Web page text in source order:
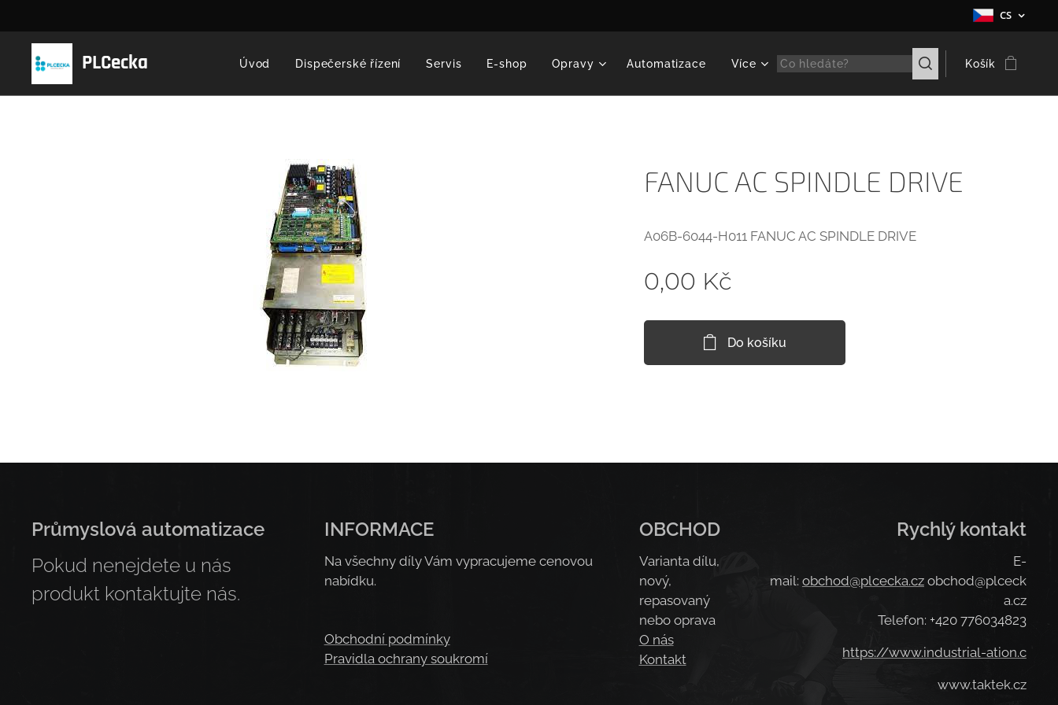
CS
PLCecka Úvod Dispečerské řízení Servis E-shop Opravy Automatizace Více Košík
FANUC AC SPINDLE DRIVE
A06B-6044-H011 FANUC AC SPINDLE DRIVE
0,00 Kč
Do košíku
Průmyslová automatizace
Pokud nenejdete u nás
produkt kontaktujte nás.
INFORMACE
Na všechny díly Vám vypracujeme cenovou
nabídku.
Obchodní podmínky
Pravidla ochrany soukromí
OBCHOD
Varianta dílu,
nový,
repasovaný
nebo oprava
O nás
Kontakt
Rychlý kontakt
E-
mail: obchod@plcecka.czobchod@plceck
a.cz
Telefon: +420 776034823
https://www.industrial-ation.c
www.taktek.cz